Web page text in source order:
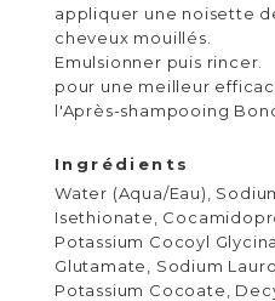
appliquer une noisette
cheveux mouillés.
Emulsionner puis rincer.
pour une meilleur
l'Après-shampooing
Ingrédients
Water (Aqua/Eau),
Isethionate,
Potassium Cocoyl
Glutamate, Sodium
Potassium Cocoate,